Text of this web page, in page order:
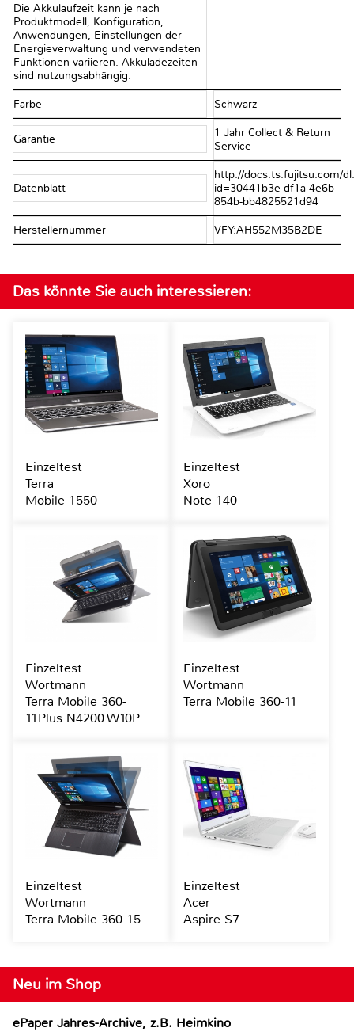
Die Akkulaufzeit kann je nach
Produktmodell, Konfiguration,
Anwendungen, Einstellungen der
Energieverwaltung und verwendeten
Funktionen variieren. Akkuladezeiten
sind nutzungsabhängig.
Farbe Schwarz
Garantie
1 Jahr Collect & Return
Service
Datenblatt
http://docs.ts.fujitsu.com/
id=30441b3e-df1a-4e6b-
854b-bb4825521d94
Herstellernummer VFY:AH552M35B2DE
Neu im Shop
ePaper Jahres-Archive, z.B. Heimkino
Das könnte Sie auch interessieren:
Einzeltest
Terra
Mobile 1550
Einzeltest
Xoro
Note 140
Einzeltest
Wortmann
Terra Mobile 360-
11Plus N4200 W10P
Einzeltest
Wortmann
Terra Mobile 360-11
Einzeltest
Wortmann
Terra Mobile 360-15
Einzeltest
Acer
Aspire S7